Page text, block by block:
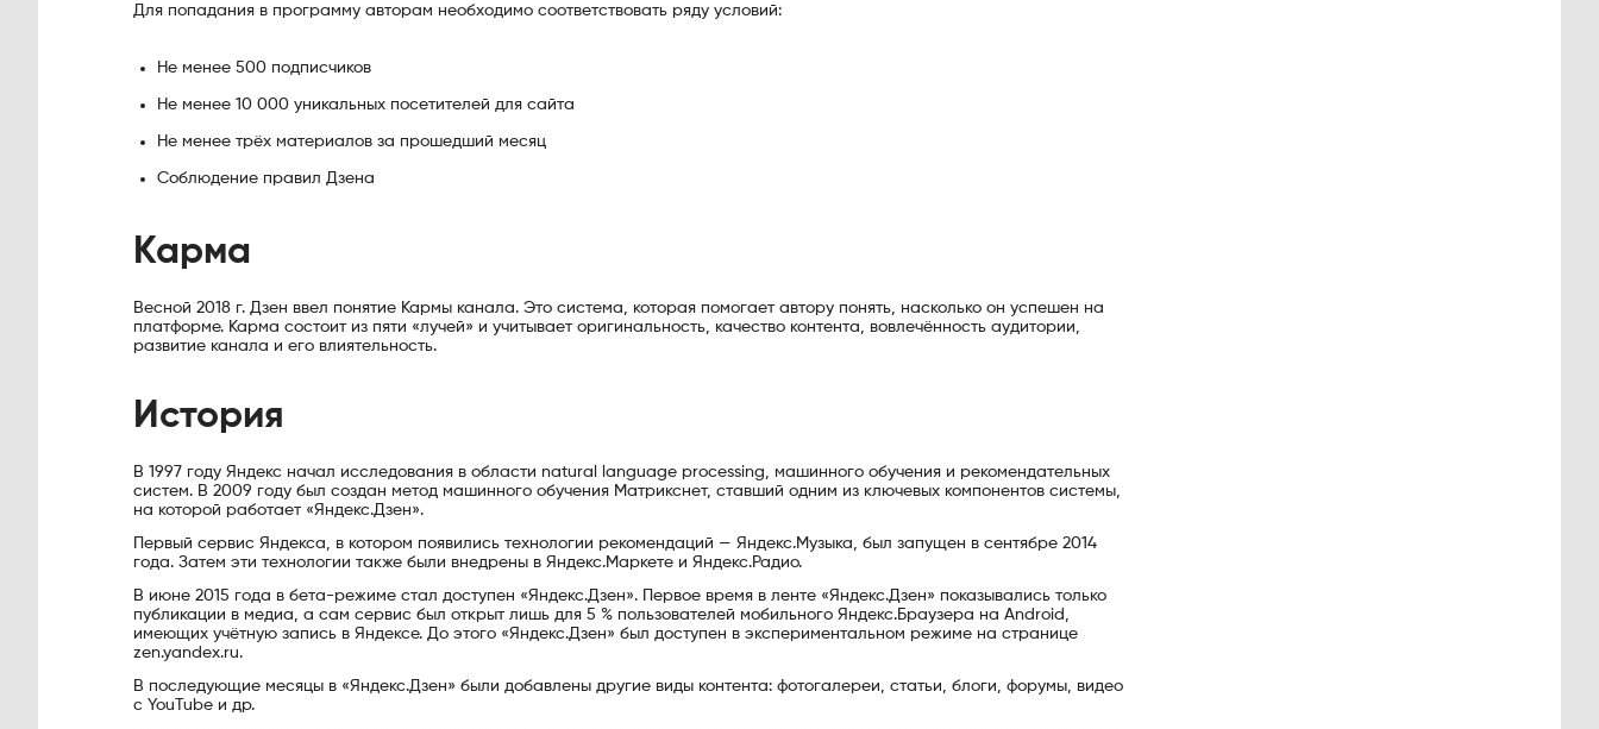
Для попадания в программу авторам необходимо соответствовать ряду условий:
Не менее 500 подписчиков
Не менее 10 000 уникальных посетителей для сайта
Не менее трёх материалов за прошедший месяц
Соблюдение правил Дзена
Карма
Весной 2018 г. Дзен ввел понятие Кармы канала. Это система, которая помогает автору понять, насколько он успешен на
платформе. Карма состоит из пяти «лучей» и учитывает оригинальность, качество контента, вовлечённость аудитории,
развитие канала и его влиятельность.
История
В 1997 году Яндекс начал исследования в области natural language processing, машинного обучения и рекомендательных
систем. В 2009 году был создан метод машинного обучения Матрикснет, ставший одним из ключевых компонентов системы,
на которой работает «Яндекс.Дзен».
Первый сервис Яндекса, в котором появились технологии рекомендаций — Яндекс.Музыка, был запущен в сентябре 2014
года. Затем эти технологии также были внедрены в Яндекс.Маркете и Яндекс.Радио.
В июне 2015 года в бета-режиме стал доступен «Яндекс.Дзен». Первое время в ленте «Яндекс.Дзен» показывались только
публикации в медиа, а сам сервис был открыт лишь для 5 % пользователей мобильного Яндекс.Браузера на Android,
имеющих учётную запись в Яндексе. До этого «Яндекс.Дзен» был доступен в экспериментальном режиме на странице
zen.yandex.ru.
В последующие месяцы в «Яндекс.Дзен» были добавлены другие виды контента: фотогалереи, статьи, блоги, форумы, видео
с YouTube и др.